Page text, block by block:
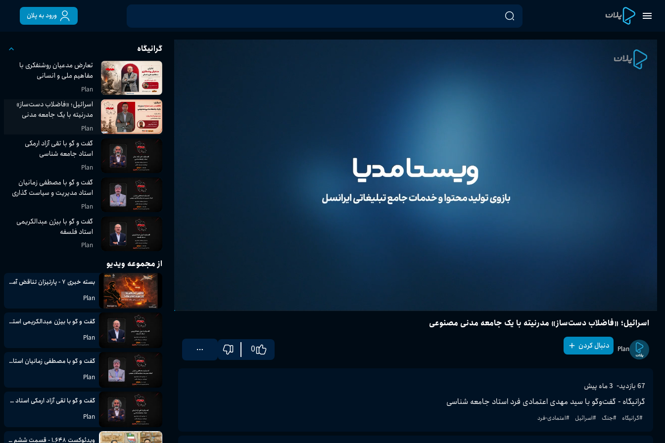
ورود به پلان
اسرائیل؛ «فاضلاب دست‌ساز» مدرنیته با یک جامعه مدنی مصنوعی
Plan دنبال کردن 0
67بازدید- 3 ماه پیش
گرانیگاه - گفت‌وگو با سید مهدی اعتمادی فرد استاد جامعه شناسی
#گرانیگاه #جنگ #اسرائیل #اعتمادی-فرد
گرانیگاه
تعارض مدعیان روشنفکری با
مفاهیم ملی و انسانی
Plan
اسرائیل؛ «فاضلاب دست‌ساز»
مدرنیته با یک جامعه مدنی
مصنوعی
Plan
گفت و گو با تقی آزاد ارمکی
استاد جامعه شناسی
Plan
گفت و گو با مصطفی زمانیان
استاد مدیریت و سیاست گذاری
عمومی
Plan
گفت و گو با بیژن عبدالکریمی
استاد فلسفه
Plan
از مجموعه ویدیو
بسته خبری ۷ - پارتیزان تناقض آمریکایی‌ها در مورد اتمام جنگ
Plan
گفت و گو با بیژن عبدالکریمی استاد فلسفه
Plan
گفت و گو با مصطفی زمانیان استاد مدیریت و سیاست گذاری عمومی
Plan
گفت و گو با تقی آزاد ارمکی استاد جامعه شناسی
Plan
ویدئوکست ۱.۶۴۸ - قسمت ششم مهدی یساولی